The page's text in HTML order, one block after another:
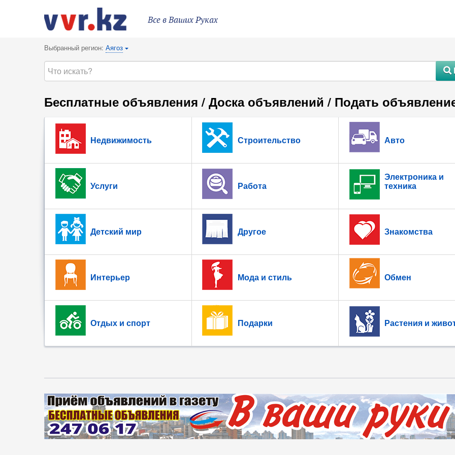
Все в Ваших Руках
Выбранный регион: Аягоз {
#
Бесплатные объявления / Доска объявлений / Подать
Недвижимость Строительство Авто
Услуги Работа
Электроника и
техника
Детский мир Другое Знакомства
Интерьер Мода и стиль Обмен
Отдых и спорт Подарки Растения и